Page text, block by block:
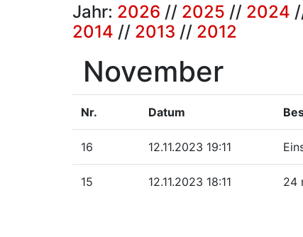
Jahr: 2026 // 2025 // 2024
2014 // 2013 // 2012
November
Nr. Datum
16 12.11.2023 19:11
15 12.11.2023 18:11 24